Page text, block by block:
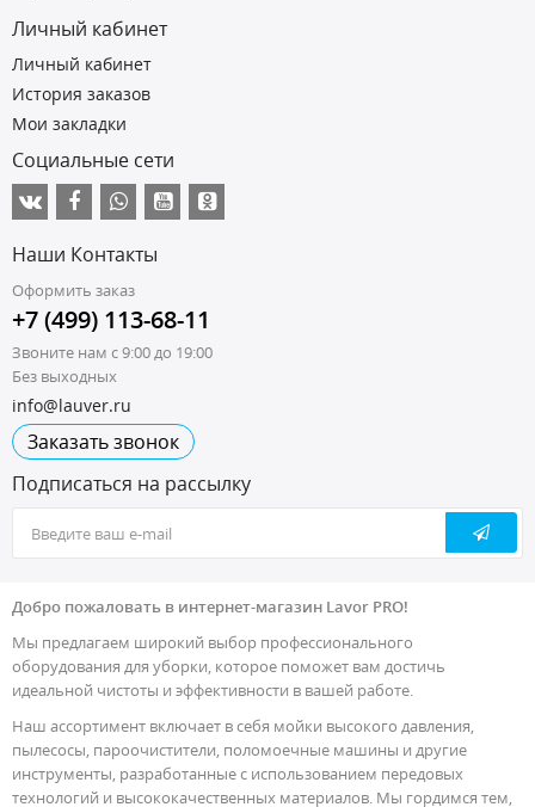
Личный кабинет
Личный кабинет
История заказов
Мои закладки
Социальные сети
Наши Контакты
Оформить заказ
+7 (499) 113-68-11
Звоните нам с 9:00 до 19:00
Без выходных
info@lauver.ru
Заказать звонок
Подписаться на рассылку
Добро пожаловать в интернет-магазин Lavor PRO!
Мы предлагаем широкий выбор профессионального
оборудования для уборки, которое поможет вам достичь
идеальной чистоты и эффективности в вашей работе.
Наш ассортимент включает в себя мойки высокого давления,
пылесосы, пароочистители, поломоечные машины и другие
инструменты, разработанные с использованием передовых
технологий и высококачественных материалов. Мы гордимся тем,